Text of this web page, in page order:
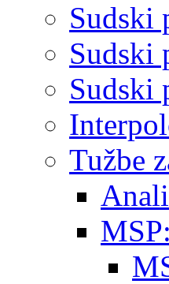
Sudski
Sudski
Sudski
Tužbe